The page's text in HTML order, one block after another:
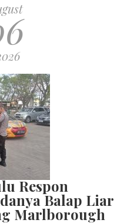
Respon
Balap Liar
Marlborough